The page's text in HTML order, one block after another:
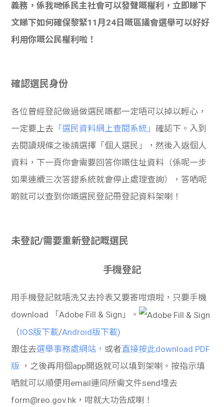
義務，係我哋係民主社會可以發聲嘅權利，立即睇下
文睇下如何確保黎緊11月24日嘅區議會選舉可以好好
利用你嘅公民權利啦！
確認選民身份
各位曾經登記做過做選民嘅都一定唔可以掉以輕心，
一定要上去 「選民資料網上查閱系統」確認下。入到
去閱讀規條之後請選擇「個人選民」，然後入返個人
資料，下一頁你會需要回答你嘅住址資料（係呢一步
如果連續三次答錯系統就會停止處理查詢），答哂呢
啲就可以查到你嘅選民登記冊登記資料架喇！
未登記/需要重新登記嘅選民
手機登記
用手機登記就唔洗又去拎表又要寄咁煩啦，只要手機
download 「Adobe Fill & Sign」。
（ IOS版下載/Android版下載)
跟住去選舉事務處網站， 或者直接按此download PDF
版 ， 之後再用個app開返就可以填到架喇。按指示填
哂就可以順便用email連同所需文件send埋去
form@reo.gov.hk，咁就大功告成喇！